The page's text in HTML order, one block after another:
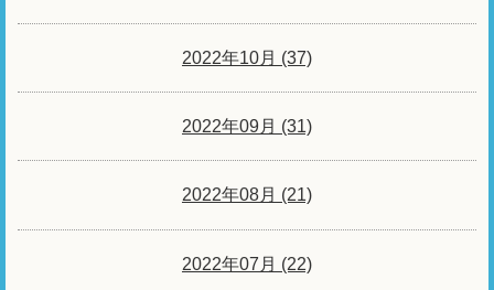
2022年10月 (37)
2022年09月 (31)
2022年08月 (21)
2022年07月 (22)